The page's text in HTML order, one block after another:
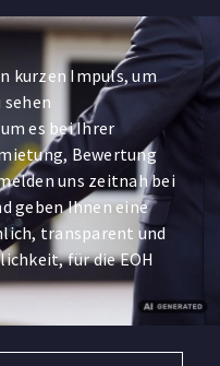
kurzen Impuls, um
es bei Ihrer
Bewertung
uns zeitnah bei
geben Ihnen eine
transparent und
für die EOH